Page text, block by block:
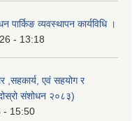
पार्किङ व्यवस्थापन कार्यविधि ।
- 13:18
,सहकार्य, एवं सहयोग र
संशोधन २०८३)
- 15:50